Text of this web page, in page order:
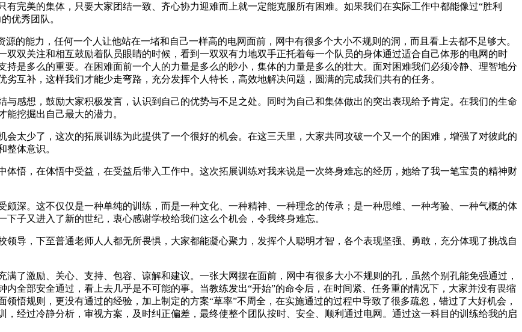
完美的集体，只要大家团结一致、齐心协力迎难而上就一定能克服所有困难。如果我们在实际工作中都能像过“胜利
优秀团队。
的能力，任何一个人让他站在一堵和自己一样高的电网面前，网中有很多个大小不规则的洞，而且看上去都不足够大。
双关注和相互鼓励着队员眼睛的时候，看到一双双有力地双手正托着每一个队员的身体通过适合自己体形的电网的时
是多么的重要。在困难面前一个人的力量是多么的眇小，集体的力量是多么的壮大。面对困难我们必须冷静、理智地分
互补，这样我们才能少走弯路，充分发挥个人特长，高效地解决问题，圆满的完成我们共有的任务。
感想，鼓励大家积极发言，认识到自己的优势与不足之处。同时为自己和集体做出的突出表现给予肯定。在我们的生命
挖掘出自己最大的潜力。
太少了，这次的拓展训练为此提供了一个很好的机会。在这三天里，大家共同攻破一个又一个的困难，增强了对彼此的
整体意识。
悟，在体悟中受益，在受益后带入工作中。这次拓展训练对我来说是一次终身难忘的经历，她给了我一笔宝贵的精神财
深。这不仅仅是一种单纯的训练，而是一种文化、一种精神、一种理念的传承；是一种思维、一种考验、一种气概的体
子又进入了新的世纪，衷心感谢学校给我们这么个机会，令我终身难忘。
导，下至普通老师人人都无所畏惧，大家都能凝心聚力，发挥个人聪明才智，各个表现坚强、勇敢，充分体现了挑战自
了激励、关心、支持、包容、谅解和建议。一张大网摆在面前，网中有很多大小不规则的孔，虽然个别孔能免强通过，
全部安全通过，看上去几乎是不可能的事。当教练发出“开始”的命令后，在时间紧、任务重的情况下，大家并没有畏缩
悟规则，更没有通过的经验，加上制定的方案“草率”不周全，在实施通过的过程中导致了很多疏忽，错过了大好机会，
经过冷静分析，审视方案，及时纠正偏差，最终使整个团队按时、安全、顺利通过电网。通过这一科目的训练给我的启